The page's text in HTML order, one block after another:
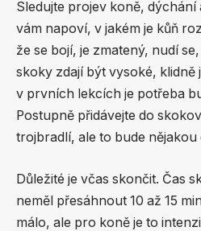
Sledujte projev koně,
vám napoví, v jakém je kůň
že se bojí, je zmatený, nudí
skoky zdají být vysoké, klidně
v prvních lekcích je potřeba
Postupně přidávejte do
trojbradlí, ale to bude nějakou
Důležité je včas skončit. Čas
neměl přesáhnout 10 až 15
málo, ale pro koně je to